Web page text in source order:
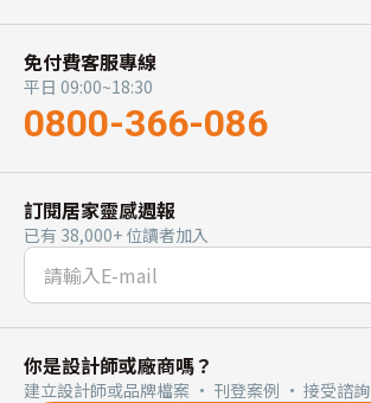
免付費客服專線
平日 09:00~18:30
0800-366-086
訂閱居家靈感週報
已有 38,000+ 位讀者加入
你是設計師或廠商嗎？
建立設計師或品牌檔案 · 刊登案例 · 接受諮詢